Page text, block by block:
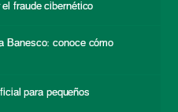
fraude cibernético
Banesco: conoce cómo
para pequeños